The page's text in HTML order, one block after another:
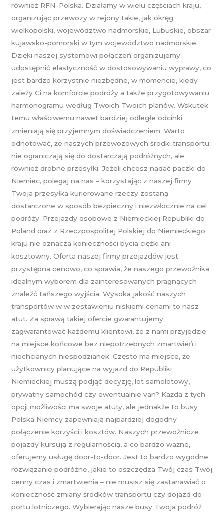
również RFN-Polska. Działamy w wielu częściach kraju,
organizując przewozy w rejony takie, jak okręg
wielkopolski, województwo nadmorskie, Lubuskie, obszar
kujawsko-pomorski w tym województwo nadmorskie.
Dzięki naszej systemowi połączeń organizujemy
udostępnić elastyczność w dostosowywaniu wyprawy, co
jest bardzo korzystnie niezbędne, w momencie, kiedy
zależy Ci na komforcie podróży a także przygotowywaniu
harmonogramu według Twoich Twoich planów. Wskutek
temu właściwemu nawet bardziej odległe odcinki
zmieniają się przyjemnym doświadczeniem. Warto
odnotować, że naszych przewozowych środki transportu
nie ograniczają się do dostarczają podróżnych, ale
również drobne przesyłki. Jeżeli chcesz nadać paczki do
Niemiec, polegaj na nas – korzystając z naszej firmy
Twoja przesyłka kurierowane rzeczy zostaną
dostarczone w sposób bezpieczny i niezwłocznie na cel
podróży. Przejazdy osobowe z Niemieckiej Republiki do
Poland oraz z Rzeczpospolitej Polskiej do Niemieckiego
kraju nie oznacza konieczności bycia ciężki ani
kosztowny. Oferta naszej firmy przejazdów jest
przystępna cenowo, co sprawia, że naszego przewoźnika
idealnym wyborem dla zainteresowanych pragnących
znaleźć tańszego wyjścia. Wysoka jakość naszych
transportów w w zestawieniu niskiemi cenami to nasz
atut. Za sprawą takiej ofercie gwarantujemy
zagwarantować każdemu klientowi, że z nami przyjedzie
na miejsce końcowe bez niepotrzebnych zmartwień i
niechcianych niespodzianek. Często ma miejsce, że
użytkownicy planujące na wyjazd do Republiki
Niemieckiej muszą podjąć decyzję, lot samolotowy,
prywatny samochód czy ewentualnie van? Każda z tych
opcji możliwości ma swoje atuty, ale jednakże to busy
Polska Niemcy zapewniają najbardziej dogodny
połączenie korzyści i kosztów. Naszych przewoźnicze
pojazdy kursują z regularnością, a co bardzo ważne,
oferujemy usługę door-to-door. Jest to bardzo wygodne
rozwiązanie podróżne, jakie to oszczędza Twój czas Twój
cenny czas i zmartwienia – nie musisz się zastanawiać o
konieczność zmiany środków transportu czy dojazd do
portu lotniczego. Wybierając nasze busy Twoja podróż